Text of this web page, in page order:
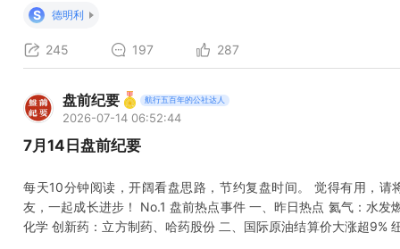
上发行相结合的方式进行。本次拟公开发行股份4044.6434万股，
S 德明利
245 197 287
盘前纪要 航行五百年的公社达人
2026-07-14 06:52:44
7月14日盘前纪要
每天10分钟阅读，开阔看盘思路，节约复盘时间。 觉得有用，请
友，一起成长进步！ No.1 盘前热点事件 一、昨日热点 氦气：水发
化学 创新药：立方制药、哈药股份 二、国际原油结算价大涨超9%